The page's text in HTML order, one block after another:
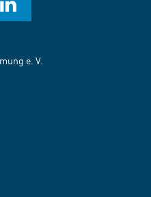
e. V.